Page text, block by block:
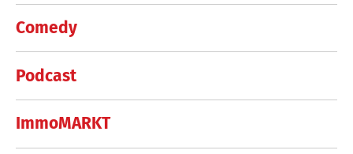
Comedy
Podcast
ImmoMARKT